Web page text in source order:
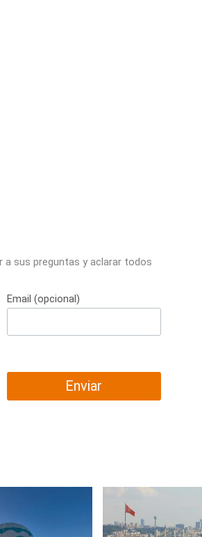
sus preguntas y aclarar todos
Email (opcional)
Enviar